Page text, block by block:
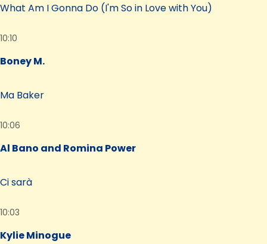
What Am I Gonna Do (I'm So in Love with You)
10:10
Boney M.
Ma Baker
10:06
Al Bano and Romina Power
Ci sarà
10:03
Kylie Minogue